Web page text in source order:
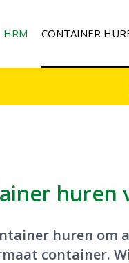
HRM CONTAINER
huren
huren
container.